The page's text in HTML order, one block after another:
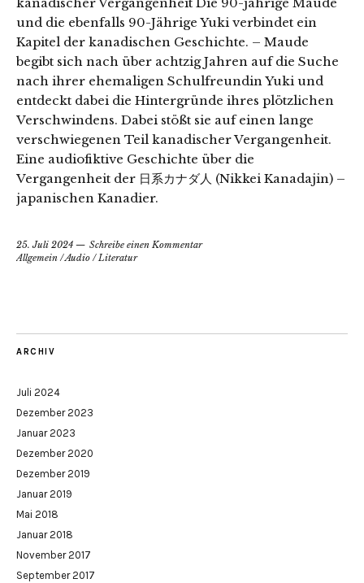
kanadischer Vergangenheit Die 90-jährige Maude
und die ebenfalls 90-Jährige Yuki verbindet ein
Kapitel der kanadischen Geschichte. – Maude
begibt sich nach über achtzig Jahren auf die Suche
nach ihrer ehemaligen Schulfreundin Yuki und
entdeckt dabei die Hintergründe ihres plötzlichen
Verschwindens. Dabei stößt sie auf einen lange
verschwiegenen Teil kanadischer Vergangenheit.
Eine audiofiktive Geschichte über die
Vergangenheit der 日系カナダ人 (Nikkei Kanadajin) –
japanischen Kanadier.
25. Juli 2024
Schreibe einen Kommentar
Allgemein /Audio /Literatur
ARCHIV
Juli 2024
Dezember 2023
Januar 2023
Dezember 2020
Dezember 2019
Januar 2019
Mai 2018
Januar 2018
November 2017
September 2017